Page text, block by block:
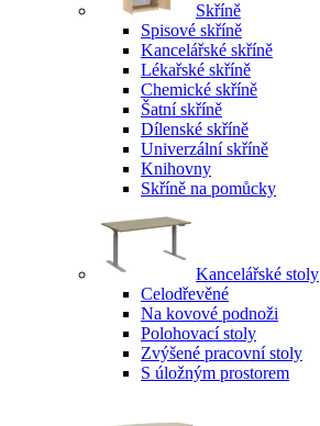
Skříně
Spisové skříně
Kancelářské skříně
Lékařské skříně
Chemické skříně
Šatní skříně
Dílenské skříně
Univerzální skříně
Knihovny
Skříně na pomůcky
Kancelářské stoly
Celodřevěné
Na kovové podnoži
Polohovací stoly
Zvýšené pracovní stoly
S úložným prostorem